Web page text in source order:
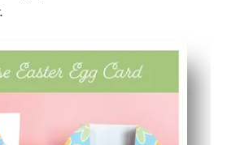
brett på få minutter - ingen
med en praktisk avsløring som får
lekedater eller familiepost - lett
ferdigheter og kreativitet mens